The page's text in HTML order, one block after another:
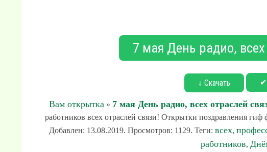
7 мая День радио,
↓ Скачать ✔
Вам открытка » 7 мая День радио, всех отраслей
работников всех отраслей связи! Открытки поздравления
Добавлен: 13.08.2019. Просмотров: 1129. Теги: всех,
работников,